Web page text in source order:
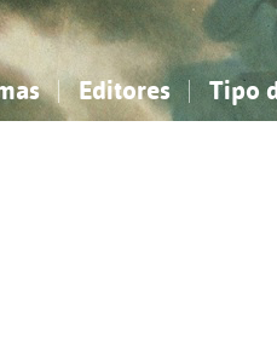
Editores Tipo